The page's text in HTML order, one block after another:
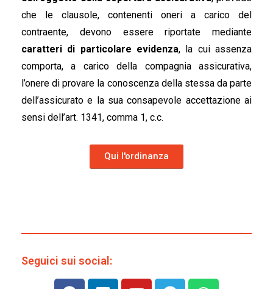
che le clausole, contenenti oneri a carico del
contraente, devono essere riportate mediante
caratteri di particolare evidenza, la cui assenza
comporta, a carico della compagnia assicurativa,
l’onere diprovare la conoscenza della stessa da parte
dell’assicurato e la suaconsapevole accettazione ai
sensi dell’art. 1341, comma 1, c.c.
Qui l'ordinanza
Seguici sui social: